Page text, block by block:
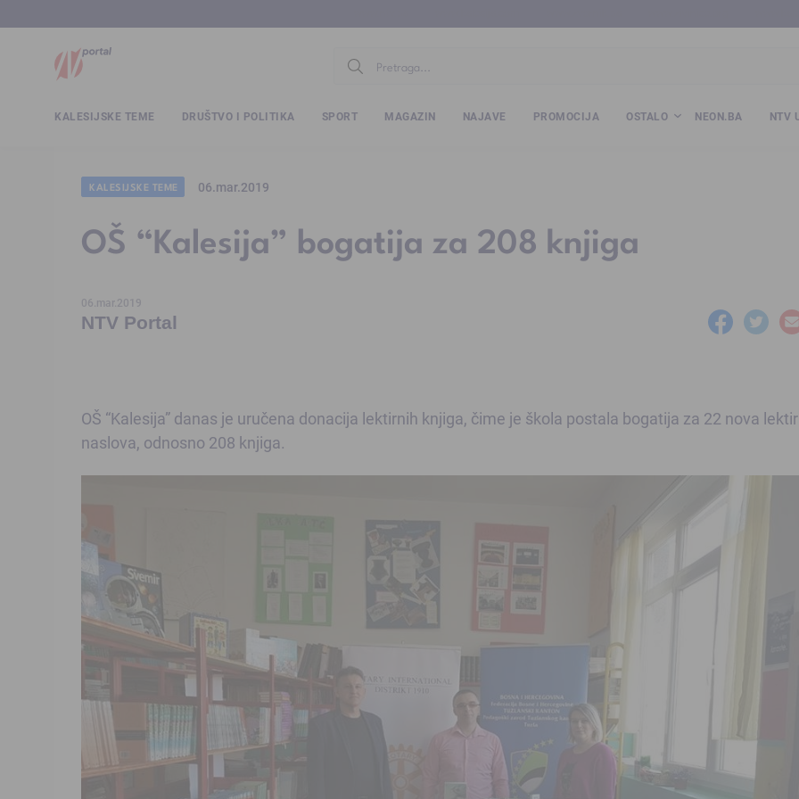
KALESIJSKE TEME DRUŠTVO I POLITIKA SPORT MAGAZIN NAJAVE PROMOCIJA OSTALO NEON.BA NTV
KALESIJSKE TEME 06.mar.2019
OŠ “Kalesija” bogatija za 208 knjiga
06.mar.2019
NTV Portal
OŠ “Kalesija” danas je uručena donacija lektirnih knjiga, čime je škola postala bogatija za 22 nova
naslova, odnosno 208 knjiga.